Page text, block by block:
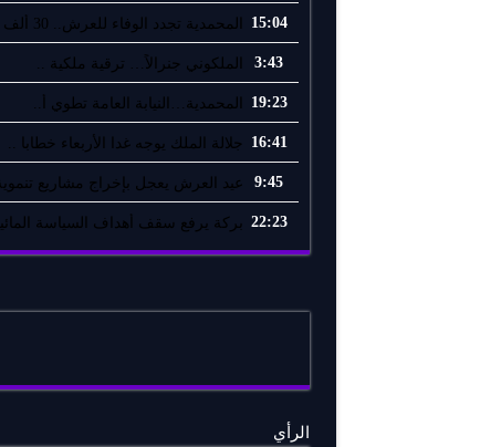
15:04 المحمدية تجدد الوفاء للعرش.. 30 ألف ..
3:43 الملكوني جنرالاً… ترقية ملكية ..
19:23 المحمدية…النيابة العامة تطوي أ..
16:41 جلالة الملك يوجه غدا الأربعاء خطابا ..
9:45 عيد العرش يعجل بإخراج مشاريع
22:23 بركة يرفع سقف أهداف السياسة
الرأي